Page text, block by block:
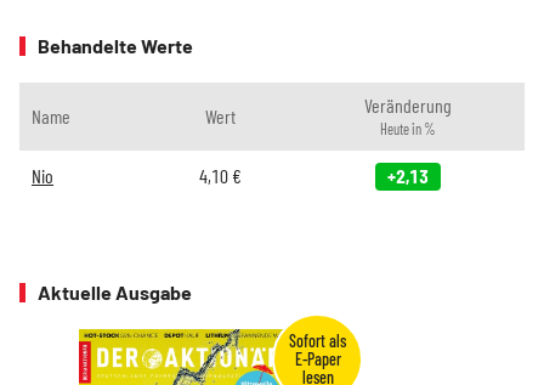
Behandelte Werte
Name Wert Veränderung
Heute in %
Nio 4,10 € +2,13
Aktuelle Ausgabe